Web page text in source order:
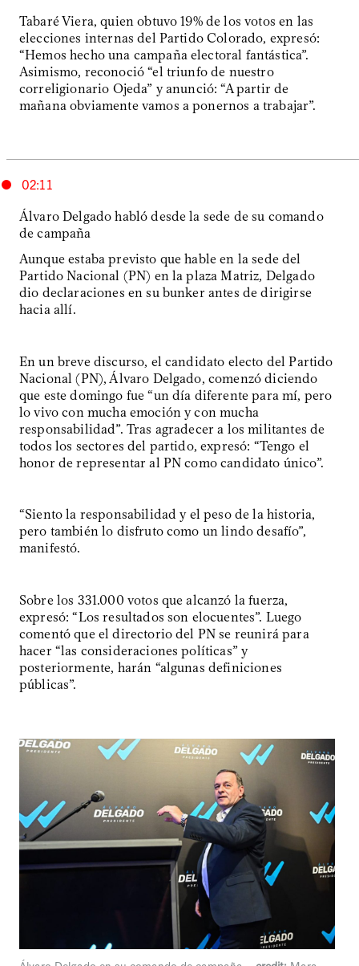
Tabaré Viera, quien obtuvo 19% de los votos en las
elecciones internas del Partido Colorado, expresó:
“Hemos hecho una campaña electoral fantástica”.
Asimismo, reconoció “el triunfo de nuestro
correligionario Ojeda” y anunció: “A partir de
mañana obviamente vamos a ponernos a trabajar”.
02:11
Álvaro Delgado habló desde la sede de su comando
de campaña
Aunque estaba previsto que hable en la sede del
Partido Nacional (PN) en la plaza Matriz, Delgado
dio declaraciones en su bunker antes de dirigirse
hacia allí.
En un breve discurso, el candidato electo del Partido
Nacional (PN), Álvaro Delgado, comenzó diciendo
que este domingo fue “un día diferente para mí, pero
lo vivo con mucha emoción y con mucha
responsabilidad”. Tras agradecer a los militantes de
todos los sectores del partido, expresó: “Tengo el
honor de representar al PN como candidato único”.
“Siento la responsabilidad y el peso de la historia,
pero también lo disfruto como un lindo desafío”,
manifestó.
Sobre los 331.000 votos que alcanzó la fuerza,
expresó: “Los resultados son elocuentes”. Luego
comentó que el directorio del PN se reunirá para
hacer “las consideraciones políticas” y
posteriormente, harán “algunas definiciones
públicas”.